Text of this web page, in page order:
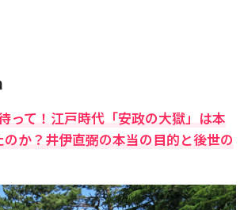
って！江戸時代「安政の大獄」は本
か？井伊直弼の本当の目的と後世の